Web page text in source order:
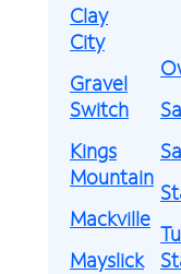
Clay
City
Gravel
Switch
Kings
Mountain
Mackville
Mayslick